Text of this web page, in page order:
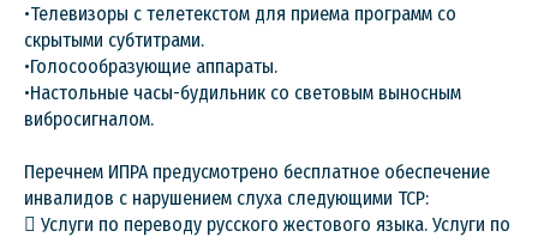
•Телевизоры с телетекстом для приема программ со
скрытыми субтитрами.
•Голосообразующие аппараты.
•Настольные часы-будильник со световым выносным
вибросигналом.
Перечнем ИПРА предусмотрено бесплатное обеспечение
инвалидов с нарушением слуха следующими ТСР:
 Услуги по переводу русского жестового языка. Услуги по